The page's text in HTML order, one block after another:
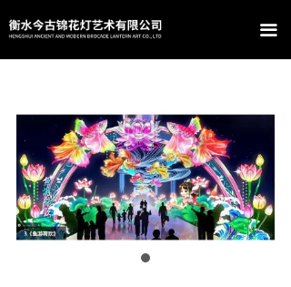
끀
首页
关于我们
案例展示
新闻资讯
联系我们